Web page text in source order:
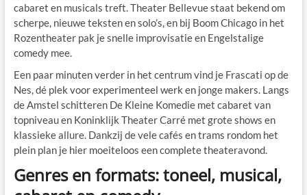
cabaret en musicals treft. Theater Bellevue staat bekend om
scherpe, nieuwe teksten en solo’s, en bij Boom Chicago in het
Rozentheater pak je snelle improvisatie en Engelstalige
comedy mee.
Een paar minuten verder in het centrum vind je Frascati op de
Nes, dé plek voor experimenteel werk en jonge makers. Langs
de Amstel schitteren De Kleine Komedie met cabaret van
topniveau en Koninklijk Theater Carré met grote shows en
klassieke allure. Dankzij de vele cafés en trams rondom het
plein plan je hier moeiteloos een complete theateravond.
Genres en formats: toneel, musical,